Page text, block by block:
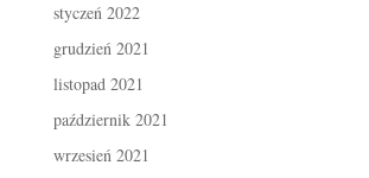
styczeń 2022
grudzień 2021
listopad 2021
październik 2021
wrzesień 2021